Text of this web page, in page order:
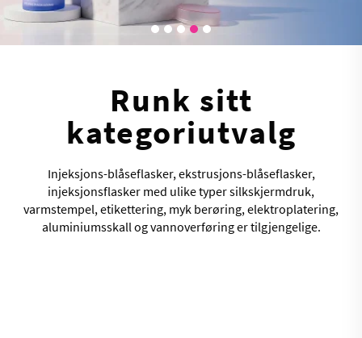
Runk sitt
kategoriutvalg
Injeksjons-blåseflasker, ekstrusjons-blåseflasker,
injeksjonsflasker med ulike typer silkskjermdruk,
varmstempel, etikettering, myk berøring, elektroplatering,
aluminiumsskall og vannoverføring er tilgjengelige.